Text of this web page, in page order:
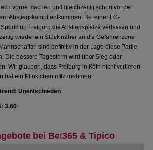
vorne machen und gleichzeitig schon vor der
Abstiegskampf entkommen. Bei einer FC-
Freiburg die Abstiegsplätze verlassen und
wieder ein Stück näher an die Gefahrenzone
sind definitiv in der Lage diese Partie
Die bessere Tagesform wird über Sieg oder
Wir glauben, dass Freiburg in Köln nicht verlieren
hat ein Pünktchen mitzunehmen.
Unentschieden
3.60
bei Bet365 & Tipico